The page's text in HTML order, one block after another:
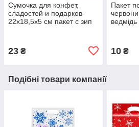
Сумочка для конфет,
сладостей и подарков
22х18,5х5 см пакет с зип
23 ₴
Пакет
10₴
Подібні товари компанії